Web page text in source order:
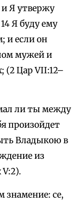
Я утвержу
Я буду ему
и если он
мужей и
(2 Цар VII:12–
ли ты между
произойдет
Владыкою в
из
знамение: се,